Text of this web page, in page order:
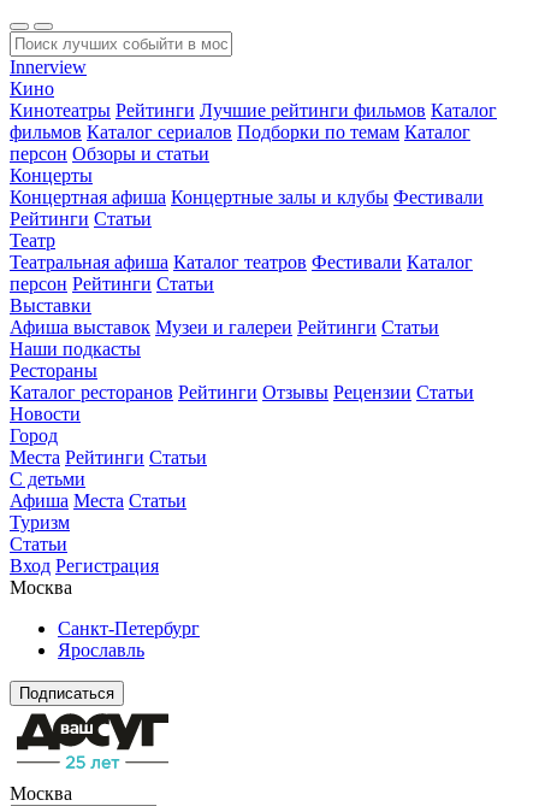
Innerview
Кино
Кинотеатры Рейтинги Лучшие рейтинги фильмов Каталог
фильмов Каталог сериалов Подборки по темам Каталог
персон Обзоры и статьи
Концерты
Концертная афиша Концертные залы и клубы Фестивали
Рейтинги Статьи
Театр
Театральная афиша Каталог театров Фестивали Каталог
персон Рейтинги Статьи
Выставки
Афиша выставок Музеи и галереи Рейтинги Статьи
Наши подкасты
Рестораны
Каталог ресторанов Рейтинги Отзывы Рецензии Статьи
Новости
Город
Места Рейтинги Статьи
С детьми
Афиша Места Статьи
Туризм
Статьи
Вход Регистрация
Москва
Санкт-Петербург
Ярославль
Подписаться
Москва